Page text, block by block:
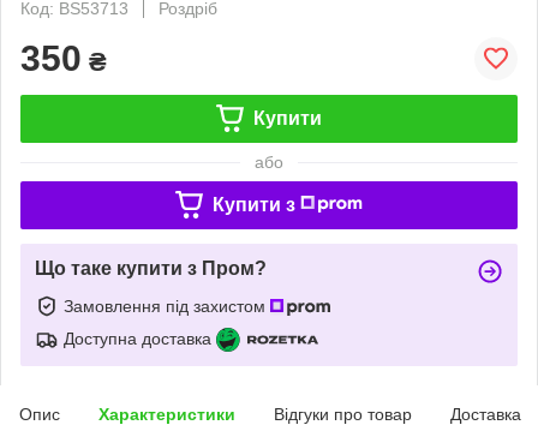
Код: BS53713
Роздріб
350 ₴
Купити
або
Купити з
Що таке купити з Пром?
Замовлення під захистом
Доступна доставка
Опис Характеристики Відгуки про товар Доставка